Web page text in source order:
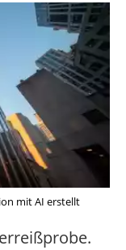
mit AI erstellt